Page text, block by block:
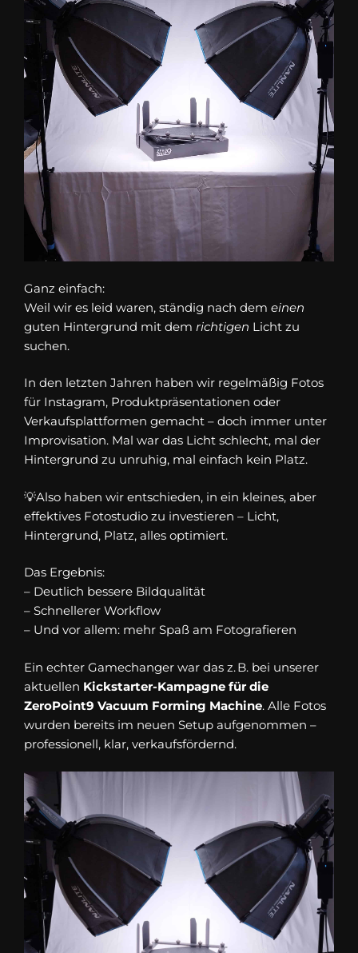
Ganz einfach:
Weil wir es leid waren, ständig nach dem einen
guten Hintergrund mit dem richtigen Licht zu
suchen.
In den letzten Jahren haben wir regelmäßig Fotos
für Instagram, Produktpräsentationen oder
Verkaufsplattformen gemacht – doch immer unter
Improvisation. Mal war das Licht schlecht, mal der
Hintergrund zu unruhig, mal einfach kein Platz.
💡Also haben wir entschieden, in ein kleines, aber
effektives Fotostudio zu investieren – Licht,
Hintergrund, Platz, alles optimiert.
Das Ergebnis:
– Deutlich bessere Bildqualität
– Schnellerer Workflow
– Und vor allem: mehr Spaß am Fotografieren
Ein echter Gamechanger war das z. B. bei unserer
aktuellen Kickstarter-Kampagne für die
ZeroPoint9 Vacuum Forming Machine. Alle Fotos
wurden bereits im neuen Setup aufgenommen –
professionell, klar, verkaufsfördernd.